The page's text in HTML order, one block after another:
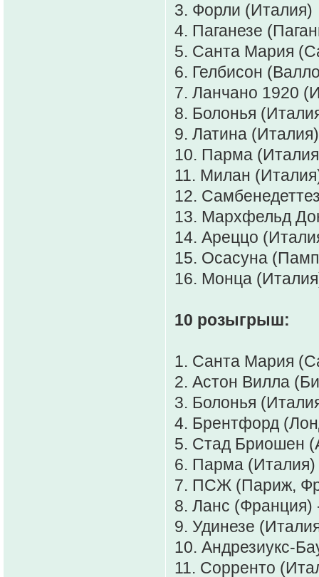
3. Форли (Италия)
4. Паганезе
5. Санта Мария
6. Гелбисон
7. Ланчано 1920
8. Болонья
9. Латина
10. Парма
11. Милан
12.
13. Мархфельд
14. Ареццо
15. Осасуна
16. Монца
10 розыгрыш:
1. Санта Мария
2. Астон Вилла
3. Болонья
4. Брентфорд
5. Стад Бриошен
6. Парма
7. ПСЖ (Париж,
8. Ланс (Франция)
9. Удинезе
10. Андрезиукс-
11. Сорренто